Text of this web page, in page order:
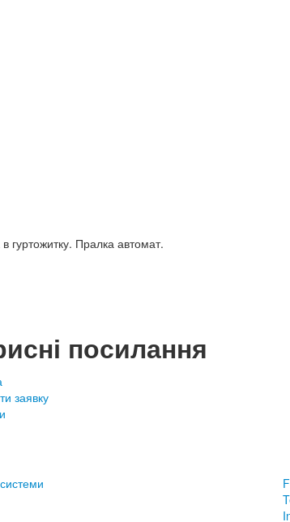
гуртожитку. Пралка автомат.
посилання
заявку